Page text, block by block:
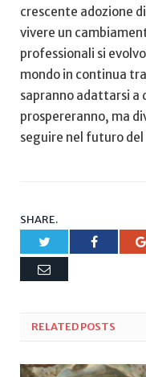
crescente ⁣adozione
vivere un
professionali‌ si
mondo in continua
sapranno adattarsi a
prospereranno, ma
‌seguire nel⁤ futuro del
SHARE.
Twitter Facebook
Email
RELATEDPOSTS